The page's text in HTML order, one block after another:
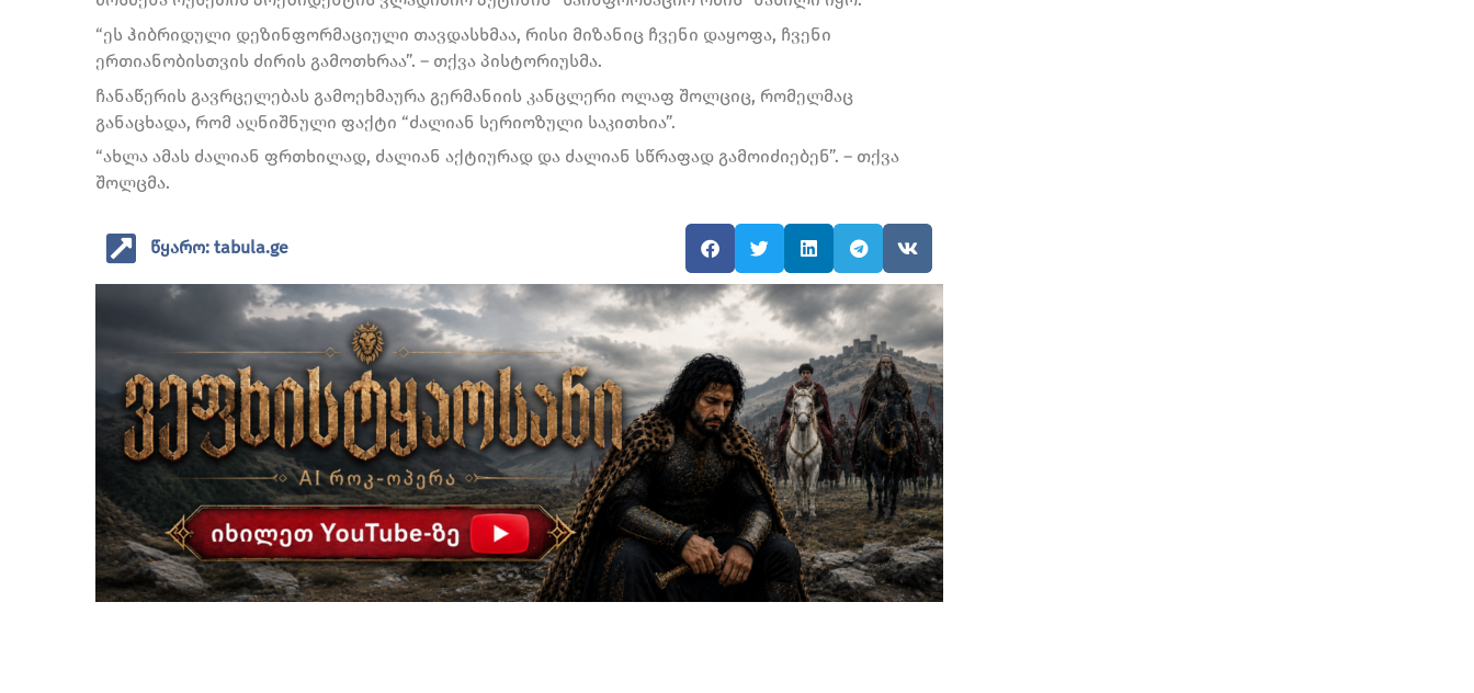
“ეს ჰიბრიდული დეზინფორმაციული თავდასხმაა, რისი მიზანიც ჩვენი დაყოფა, ჩვენი
ერთიანობისთვის ძირის გამოთხრაა”. – თქვა პისტორიუსმა.
ჩანაწერის გავრცელებას გამოეხმაურა გერმანიის კანცლერი ოლაფ შოლციც, რომელმაც
განაცხადა, რომ აღნიშნული ფაქტი “ძალიან სერიოზული საკითხია”.
“ახლა ამას ძალიან ფრთხილად, ძალიან აქტიურად და ძალიან სწრაფად გამოიძიებენ”. – თქვა
შოლცმა.
წყარო: tabula.ge